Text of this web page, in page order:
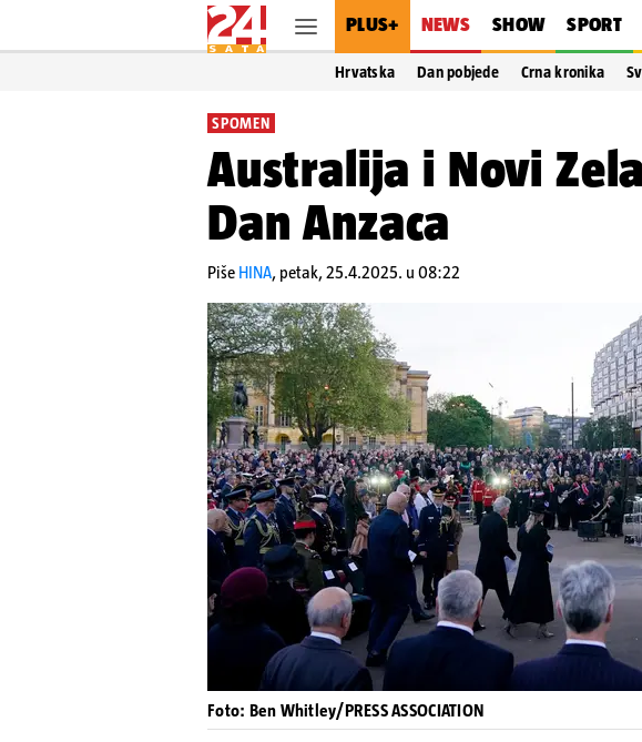
PLUS+ NEWS SHOW SPORT
Hrvatska Dan pobjede Crna kronika
SPOMEN
Australija i Novi
Dan Anzaca
Piše HINA, petak, 25.4.2025. u 08:22
Foto: Ben Whitley/PRESS ASSOCIATION